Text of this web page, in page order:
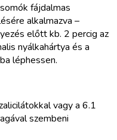
fájdalmas
alkalmazva –
előtt kb. 2 percig az
nyálkahártya és a
léphessen.
vagy a 6.1
szembeni